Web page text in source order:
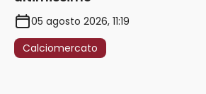
05 agosto 2026, 11:19
Calciomercato